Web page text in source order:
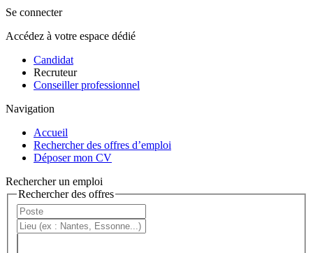
Se connecter
Accédez à votre espace dédié
Candidat
Recruteur
Conseiller professionnel
Navigation
Accueil
Rechercher des offres d’emploi
Déposer mon CV
Rechercher un emploi
Rechercher des offres